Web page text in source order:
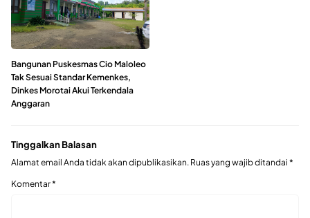
Bangunan Puskesmas Cio Maloleo
Tak Sesuai Standar Kemenkes,
Dinkes Morotai Akui Terkendala
Anggaran
Tinggalkan Balasan
Alamat email Anda tidak akan dipublikasikan. Ruas yang wajib ditandai *
Komentar*